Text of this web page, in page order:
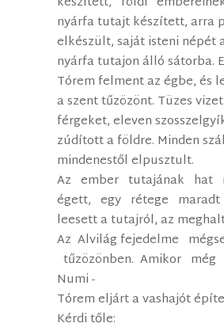
nyárfa tutajt készített, arra
elkészült, saját isteni népét
nyárfa tutajon álló sátorba.
Tórem felment az égbe, és
a szent tűzözönt. Tüzes
férgeket, eleven
zúdított a földre. Minden
mindenestől elpusztult.
Az ember tutajának hat
égett, egy rétege maradt
leesett a tutajról, az
Az Alvilág­ fejedelme
tűzözönben. Amikor még
Numi ­
Tórem eljárt a vashajót
Kérdi tőle: